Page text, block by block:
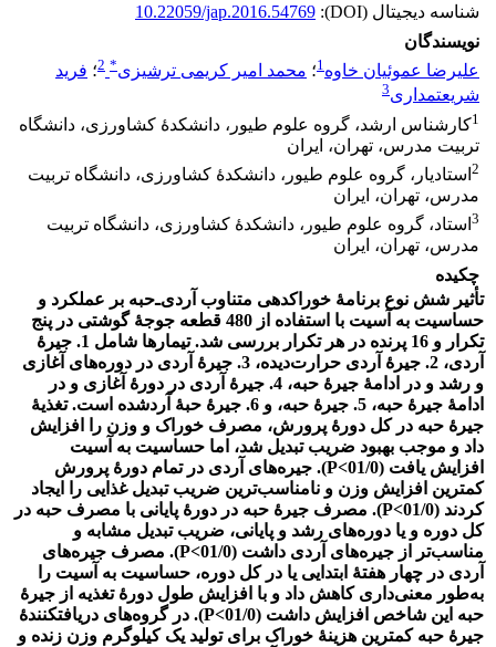
شناسه دیجیتال (DOI):
10.22059/jap.2016.54769
نویسندگان
علیرضا عموئیان خاوه1؛ محمد امیر کریمی ترشیزی*
2؛ فرید
شریعتمداری3
1کارشناس ارشد، گروه علوم طیور، دانشکدۀ کشاورزی، دانشگاه
تربیت مدرس، تهران، ایران
2 استادیار، گروه علوم طیور، دانشکدۀ کشاورزی، دانشگاه تربیت
مدرس، تهران، ایران
3 استاد، گروه علوم طیور، دانشکدۀ کشاورزی، دانشگاه تربیت
مدرس، تهران، ایران
چکیده
تأثیر شش نوع برنامۀ خوراک‏دهی متناوب آردی‌ـ‌حبه بر عملکرد و
حساسیت به آسیت با استفاده از 480 قطعه جوجۀ گوشتی در پنج
تکرار و 16 پرنده در هر تکرار بررسی شد. تیمارها شامل 1. جیرۀ
آردی، 2. جیرۀ آردی حرارت‌دیده، 3. جیرۀ آردی در دوره‌های آغازی
و رشد و در ادامۀ جیرۀ حبه، 4. جیرۀ آردی در دورۀ آغازی و در
ادامۀ جیرۀ حبه، 5. جیرۀ حبه، و 6. جیرۀ حبۀ آرد‌شده است. تغذیۀ
جیرۀ حبه در کل دورۀ پرورش، مصرف خوراک و وزن را افزایش
داد و موجب بهبود ضریب تبدیل ‏شد، اما حساسیت به آسیت
افزایش یافت (01/0>P). جیره‌های آردی در تمام دورۀ پرورش
کمترین افزایش وزن و نامناسب‌ترین ضریب تبدیل غذایی را ایجاد
کردند (01/0>P). مصرف جیرۀ حبه در دورۀ پایانی با مصرف حبه در
کل دوره و یا دوره‌های رشد و پایانی، ضریب تبدیل مشابه و
مناسب‌تر از جیره‌های آردی داشت (01/0>P). مصرف جیره‌های
آردی در چهار هفتۀ ابتدایی یا در کل دوره، حساسیت به آسیت را
به‌طور معنی‌داری کاهش داد و با افزایش طول دورۀ تغذیه از جیرۀ
حبه این شاخص افزایش داشت (01/0>P). در گروه‌های دریافت‏کنندۀ
جیرۀ حبه کمترین هزینۀ خوراک برای تولید یک کیلوگرم وزن زنده و